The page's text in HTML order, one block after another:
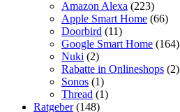
Amazon Alexa (223)
Apple Smart Home (66)
Doorbird (11)
Google Smart Home (164)
Nuki (2)
Rabatte in Onlineshops (2)
Sonos (1)
Thread (1)
Ratgeber(148)